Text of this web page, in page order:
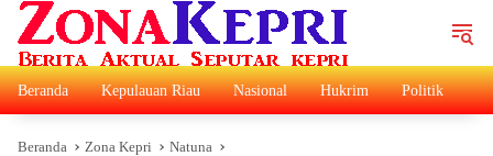
Langsung
konten
Beranda Kepulauan Riau Nasional Hukrim Politik
Beranda Zona Kepri Natuna